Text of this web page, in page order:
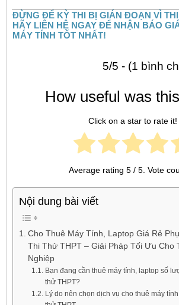
ĐỪNG ĐỂ KỲ THI BỊ GIÁN ĐOẠN VÌ
HÃY LIÊN HỆ NGAY ĐỂ NHẬN BÁO
MÁY TÍNH TỐT NHẤT!
5/5 - (1 bình
How useful was
Click on a star to rate it!
Average rating 5 / 5. Vote
Nội dung bài viết
Cho Thuê Máy Tính, Laptop Giá Rẻ
Thi Thử THPT – Giải Pháp Tối Ưu Cho
Nghiệp
Bạn đang cần thuê máy tính, laptop số
thử THPT?
Lý do nên chọn dịch vụ cho thuê máy